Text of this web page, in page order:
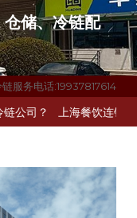
储、冷链配
链服务电话:19937817614
上海餐饮连锁加速，